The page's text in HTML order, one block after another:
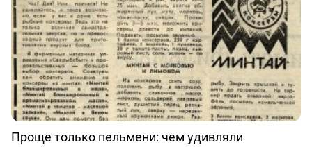
Проще только пельмени: чем удивляли